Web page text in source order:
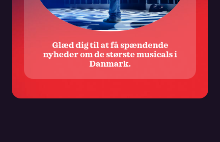
Glæd dig til at få spændende
nyheder om de største musicals i
Danmark.